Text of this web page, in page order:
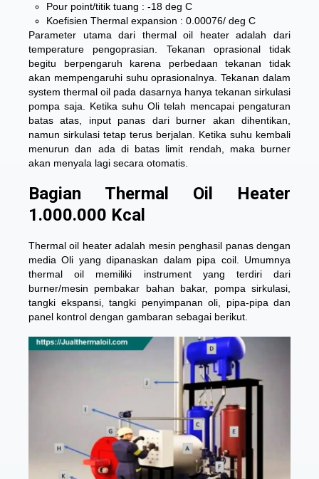
Pour point/titik tuang : -18 deg C
Koefisien Thermal expansion : 0.00076/ deg C
Parameter utama dari thermal oil heater adalah dari
temperature pengoprasian. Tekanan oprasional tidak
begitu berpengaruh karena perbedaan tekanan tidak
akan mempengaruhi suhu oprasionalnya. Tekanan dalam
system thermal oil pada dasarnya hanya tekanan sirkulasi
pompa saja. Ketika suhu Oli telah mencapai pengaturan
batas atas, input panas dari burner akan dihentikan,
namun sirkulasi tetap terus berjalan. Ketika suhu kembali
menurun dan ada di batas limit rendah, maka burner
akan menyala lagi secara otomatis.
Bagian Thermal Oil Heater
1.000.000 Kcal
Thermal oil heater adalah mesin penghasil panas dengan
media Oli yang dipanaskan dalam pipa coil. Umumnya
thermal oil memiliki instrument yang terdiri dari
burner/mesin pembakar bahan bakar, pompa sirkulasi,
tangki ekspansi, tangki penyimpanan oli, pipa-pipa dan
panel kontrol dengan gambaran sebagai berikut.